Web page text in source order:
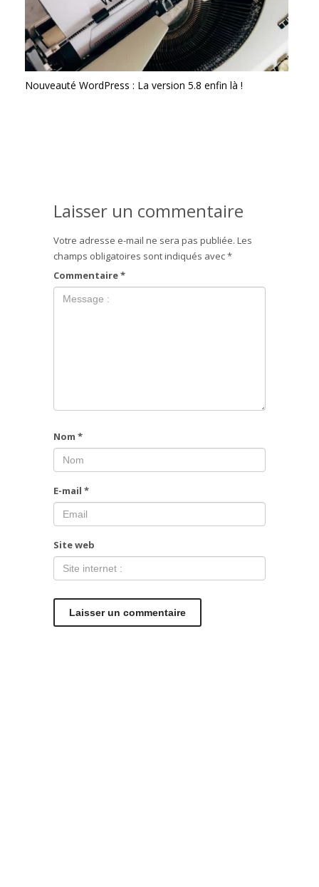
Nouveauté WordPress : La version 5.8 enfin là !
Laisser un commentaire
Votre adresse e-mail ne sera pas publiée. Les
champs obligatoires sont indiqués avec*
Commentaire*
Nom *
E-mail *
Site web